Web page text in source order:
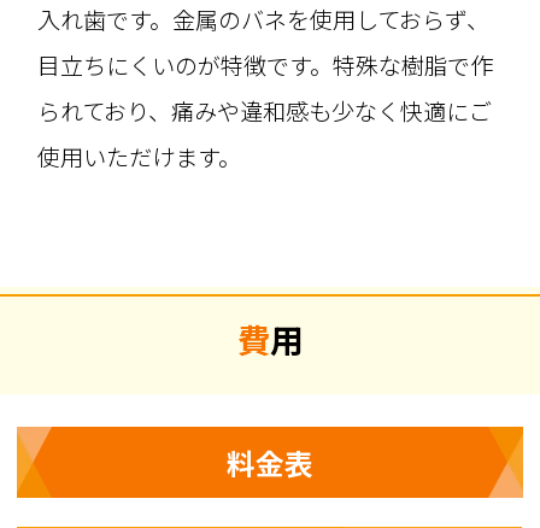
入れ歯です。金属のバネを使用しておらず、
目立ちにくいのが特徴です。特殊な樹脂で作
られており、痛みや違和感も少なく快適にご
使用いただけます。
費用
料金表